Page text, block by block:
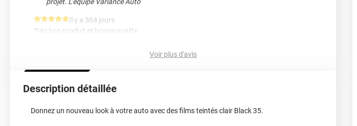
*****
Il y a 364 jours
Très bon produit et bonne qualite
Parfait et facile d’utilisation
*****
Il y a 558 jours
Voir plus d'avis
Description détaillée
Donnez un nouveau look à votre auto avec des films teintés clair Black 35.